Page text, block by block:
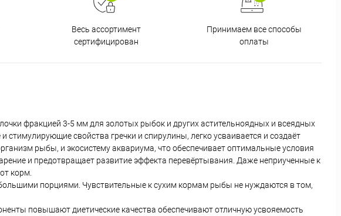
Весь ассортимент
сертифицирован
Принимаем все способы
оплаты
фракцией 3-5 мм для золотых рыбок и других астительноядных и всеядных
свойства гречки и спирулины, легко усваивается и создаёт
рыбы, и экосистему аквариума, что обеспечивает оптимальные условия
и предотвращает развитие эффекта перевёртывания. Даже неприученные к
корм.
порциями. Чувствительные к сухим кормам рыбы не нуждаются в том,
повышают диетические качества обеспечивают отличную усвояемость